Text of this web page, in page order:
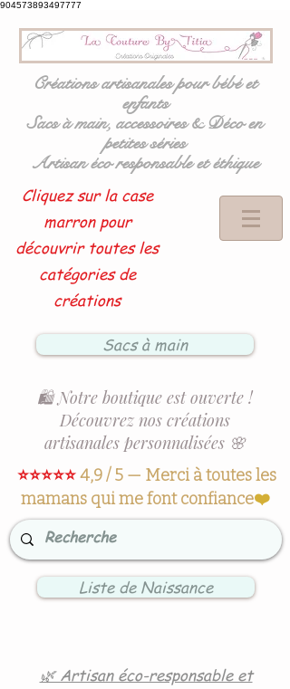
904573893497777
Créations artisanales pour bébé et
enfants
Sacs à main, accessoires & Déco en
petites séries
Artisan éco responsable et éthique
Cliquez sur la case
marron pour
découvrir toutes les
catégories de
créations
Sacs à main
🛍️ Notre boutique est ouverte !
Découvrez nos créations
artisanales personnalisées 🌸
⭐⭐⭐⭐⭐4,9 / 5 — Merci à toutes les
mamans qui me font confiance❤️
Liste de Naissance
🌿 Artisan éco-responsable et